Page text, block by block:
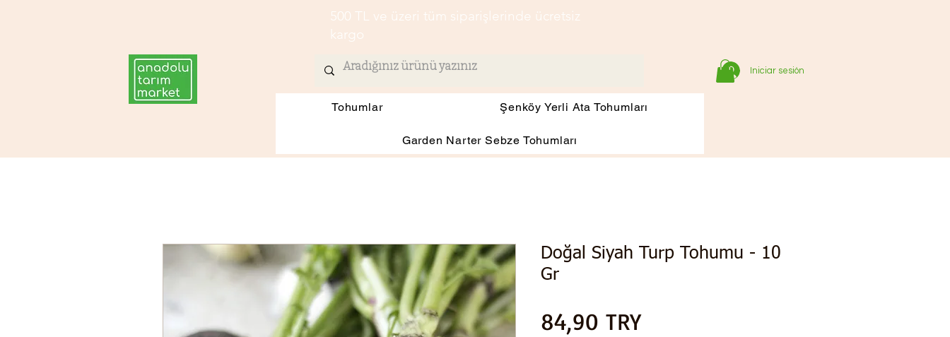
500 TL ve üzeri tüm siparişlerinde ücretsiz
kargo
Iniciar sesión
Tohumlar Şenköy Yerli Ata Tohumları
Garden Narter Sebze Tohumları
Doğal Siyah Turp Tohumu - 10
Gr
84,90 TRYPrecio